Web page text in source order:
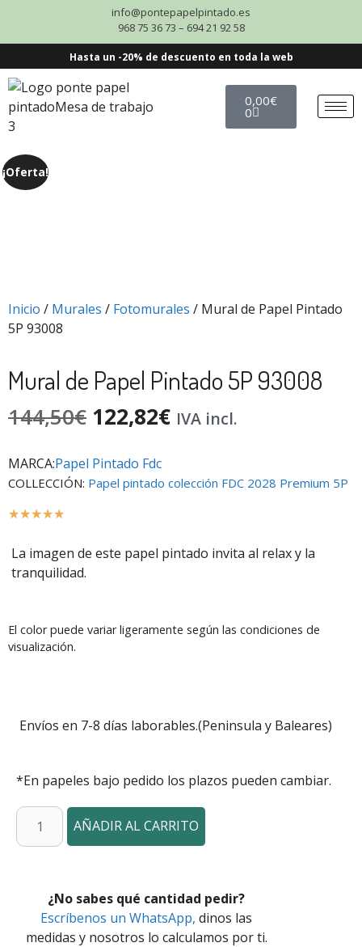
info@pontepapelpintado.es
968 75 36 73 – 694 21 92 58
Hasta un -20% de descuento en toda la web
0,00€
0
¡Oferta!
Inicio / Murales / Fotomurales / Mural de Papel Pintado
5P 93008
Mural de Papel Pintado 5P 93008
144,50€ 122,82€ IVA incl.
MARCA:Papel Pintado Fdc
COLLECCIÓN: Papel pintado colección FDC 2028 Premium 5P
☆☆☆☆☆
La imagen de este papel pintado invita al relax y la
tranquilidad.
El color puede variar ligeramente según las condiciones de
visualización.
Envíos en 7-8 días laborables.(Peninsula y Baleares)
*En papeles bajo pedido los plazos pueden cambiar.
AÑADIR AL CARRITO
¿No sabes qué cantidad pedir?
Escríbenos un WhatsApp, dinos las
medidas y nosotros lo calculamos por ti.